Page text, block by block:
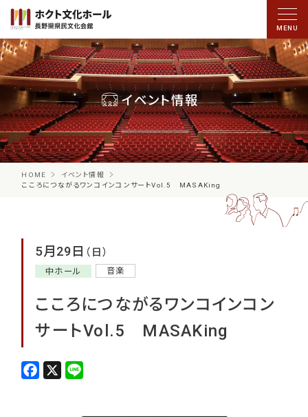
イベント情報
HOME
イベント情報
こころにつながるワンコインコンサートVol.5 MASAKing
5月29日 （日）
中ホール 音楽
こころにつながるワンコインコン
サートVol.5 MASAKing
F
a
X